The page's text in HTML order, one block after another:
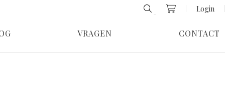
Login
VRAGEN CONTACT